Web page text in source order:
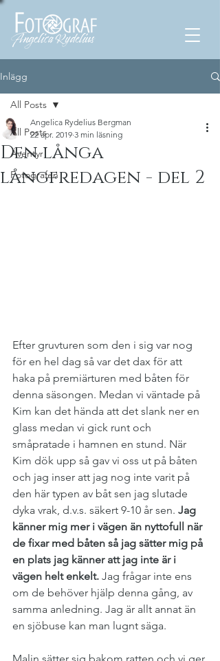
Inlägg
All Posts
Äventyr
Fotografen
All Posts
Den långa
långfredagen - del 2
Angelica Rydelius Bergman
22 apr. 2019 3 min läsning
Efter gruvturen som den i sig var nog
för en hel dag så var det dax för att
haka på premiärturen med båten för
denna säsongen. Medan vi väntade på
Kim kan det hända att det slank ner en
glass medan vi gick runt och
småpratade i hamnen en stund. När
Kim dök upp så gav vi oss ut på båten
och jag inser att jag nog inte varit på
den här typen av båt sen jag slutade
dyka vrak, d.v.s. säkert 9-10 år sen. Jag
känner mig mer i vägen än nyttofull när
de fixar med båten så jag sätter mig på
en plats jag känner att jag inte är i
vägen helt enkelt. Jag frågar inte ens
om de behöver hjälp denna gång, av
samma anledning. Jag är allt annat än
en sjöbuse kan man lugnt säga.